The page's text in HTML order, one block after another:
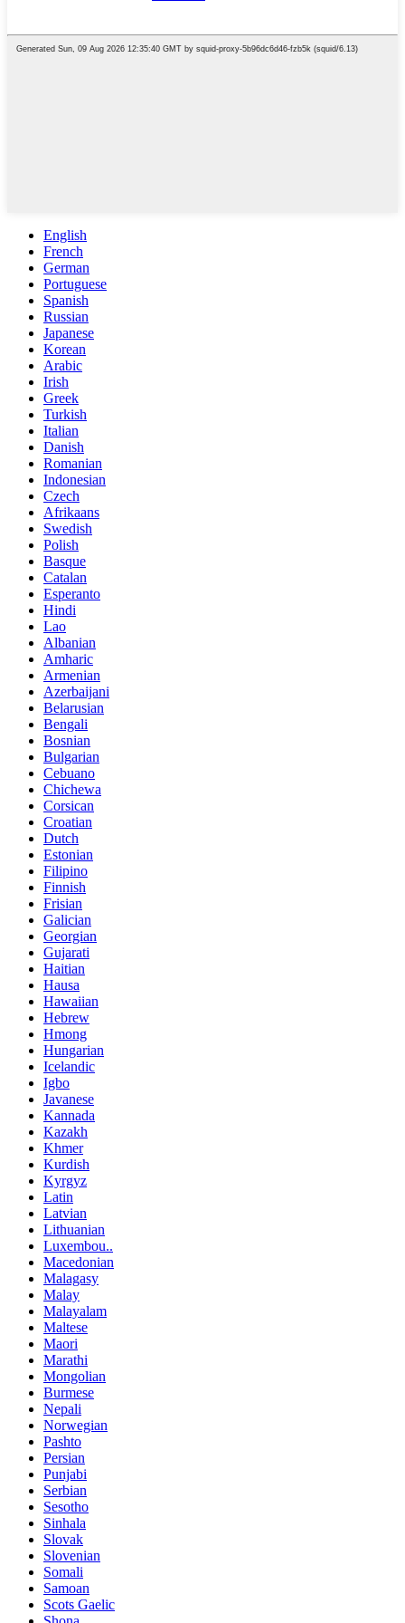
English
French
German
Portuguese
Spanish
Russian
Japanese
Korean
Arabic
Irish
Greek
Turkish
Italian
Danish
Romanian
Indonesian
Czech
Afrikaans
Swedish
Polish
Basque
Catalan
Esperanto
Hindi
Lao
Albanian
Amharic
Armenian
Azerbaijani
Belarusian
Bengali
Bosnian
Bulgarian
Cebuano
Chichewa
Corsican
Croatian
Dutch
Estonian
Filipino
Finnish
Frisian
Galician
Georgian
Gujarati
Haitian
Hausa
Hawaiian
Hebrew
Hmong
Hungarian
Icelandic
Igbo
Javanese
Kannada
Kazakh
Khmer
Kurdish
Kyrgyz
Latin
Latvian
Lithuanian
Luxembou..
Macedonian
Malagasy
Malay
Malayalam
Maltese
Maori
Marathi
Mongolian
Burmese
Nepali
Norwegian
Pashto
Persian
Punjabi
Serbian
Sesotho
Sinhala
Slovak
Slovenian
Somali
Samoan
Scots Gaelic